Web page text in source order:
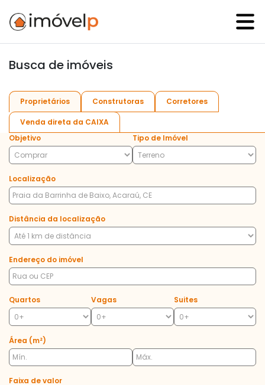
Busca de imóveis
Proprietários Construtoras Corretores
Venda direta da CAIXA
Objetivo
Tipo de Imóvel
Localização
Distância da localização
Endereço do imóvel
Quartos Vagas Suites
Área (m²)
Faixa de valor